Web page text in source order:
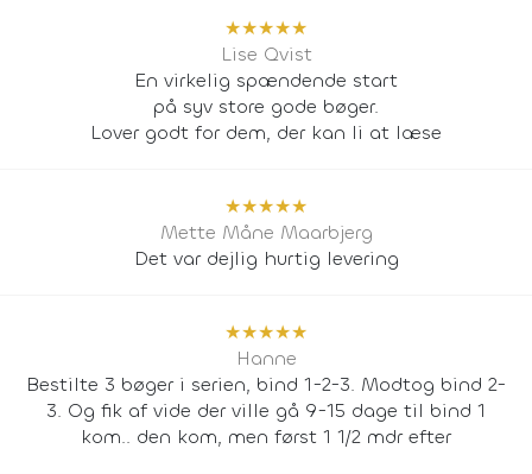
★★★★★
Lise Qvist
En virkelig spændende start
på syv store gode bøger.
Lover godt for dem, der kan li at læse
★★★★★
Mette Måne Maarbjerg
Det var dejlig hurtig levering
★★★★★
Hanne
Bestilte 3 bøger i serien, bind 1-2-3. Modtog bind 2-
3. Og fik af vide der ville gå 9-15 dage til bind 1
kom.. den kom, men først 1 1/2 mdr efter